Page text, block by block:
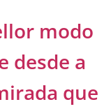
modo
desde a
que